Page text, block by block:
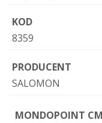
KOD
8359
PRODUCENT
SALOMON
MONDOPOINT CM